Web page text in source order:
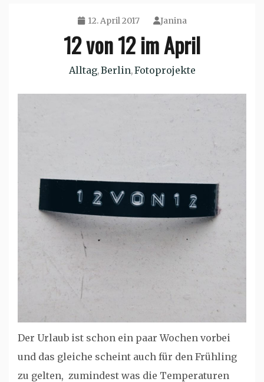
12. April 2017 Janina
12 von 12 im April
Alltag,Berlin,Fotoprojekte
Der Urlaub ist schon ein paar Wochen vorbei
und das gleiche scheint auch für den Frühling
zu gelten, zumindest was die Temperaturen